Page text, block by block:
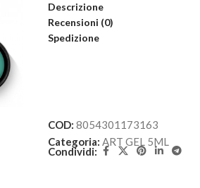
Descrizione
Recensioni (0)
Spedizione
COD: 8054301173163
Categoria: ART GEL 5ML
Condividi: